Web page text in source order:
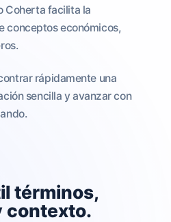
Coherta facilita la
conceptos económicos,
rápidamente una
sencilla y avanzar con
términos,
contexto.